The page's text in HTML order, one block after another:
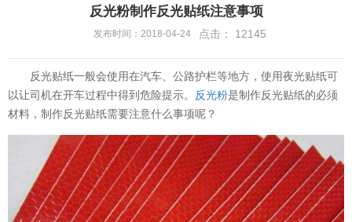
反光粉制作反光贴纸注意事项
发布时间：2018-04-24 点击： 12145
反光贴纸一般会使用在汽车、公路护栏等地方，使用夜光贴纸可
以让司机在开车过程中得到危险提示。
反光粉是制作反光贴纸的必须
材料，制作反光贴纸需要注意什么事项呢？